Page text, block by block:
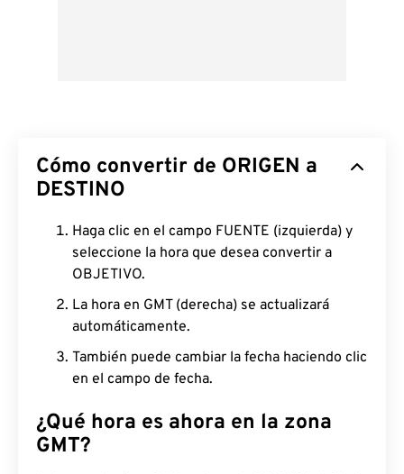
Cómo convertir de ORIGEN a
DESTINO
Haga clic en el campo FUENTE (izquierda) y
seleccione la hora que desea convertir a
OBJETIVO.
La hora en GMT (derecha) se actualizará
automáticamente.
También puede cambiar la fecha haciendo clic
en el campo de fecha.
¿Qué hora es ahora en la zona
GMT?